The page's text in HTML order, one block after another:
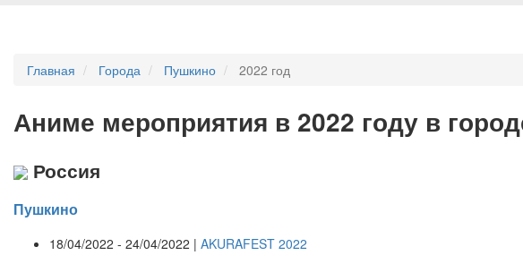
Главная Города Пушкино 2022 год
Аниме мероприятия в 2022 году в
Россия
Пушкино
18/04/2022 - 24/04/2022 | AKURAFEST 2022